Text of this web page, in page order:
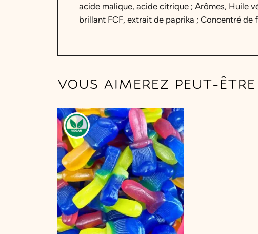
acide malique, acide citrique ; Arômes, Huile
brillant FCF, extrait de paprika ; Concentré
VOUS AIMEREZ PEUT-